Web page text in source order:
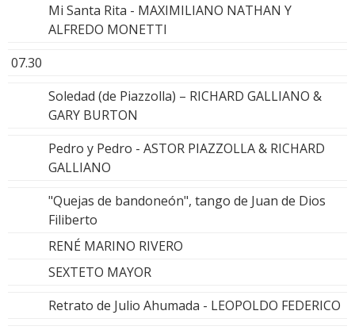
Mi Santa Rita - MAXIMILIANO NATHAN Y
ALFREDO MONETTI
07.30
Soledad (de Piazzolla) – RICHARD GALLIANO &
GARY BURTON
Pedro y Pedro - ASTOR PIAZZOLLA & RICHARD
GALLIANO
"Quejas de bandoneón", tango de Juan de Dios
Filiberto
RENÉ MARINO RIVERO
SEXTETO MAYOR
Retrato de Julio Ahumada - LEOPOLDO FEDERICO